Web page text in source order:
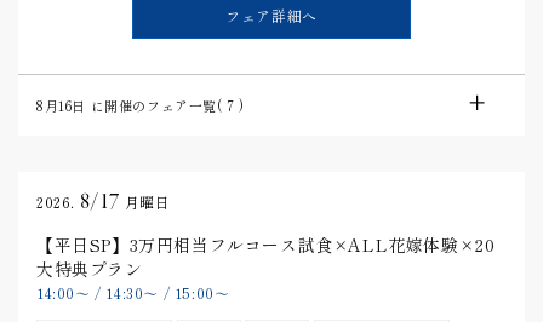
フェア詳細へ
8月16日 に開催のフェア一覧(7 )
2026. 8/17 月曜日
【平日SP】3万円相当フルコース試食×ALL花嫁体験×20
大特典プラン
14:00〜 / 14:30〜 / 15:00〜